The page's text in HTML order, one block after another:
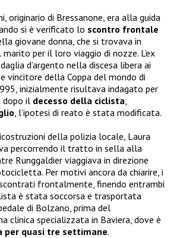
originario di Bressanone, era alla guida
si è verificato lo scontro frontale
giovane donna, che si trovava in
per il loro viaggio di nozze. L’ex
d’argento nella discesa libera ai
vincitore della Coppa del mondo di
inizialmente risultava indagato per
dopo il decesso della ciclista
, l’ipotesi di reato è stata modificata.
della polizia locale, Laura
percorrendo il tratto in sella alla
Runggaldier viaggiava in direzione
Per motivi ancora da chiarire, i
frontalmente, finendo entrambi
è stata soccorsa e trasportata
di Bolzano, prima del
clinica specializzata in Baviera, dove è
per quasi tre settimane.